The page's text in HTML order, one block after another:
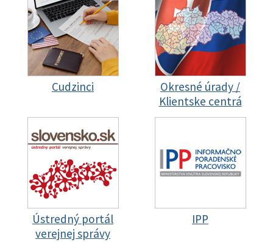
Cudzinci
Okresné úrady /
Klientske centrá
Ústredný portál
verejnej správy
IPP